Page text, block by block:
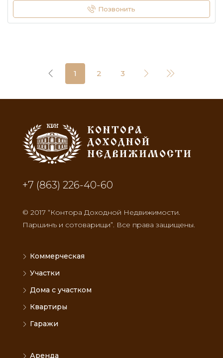
Позвонить
1 2 3
+7 (863) 226-40-60
© 2017 “Контора Доходной Недвижимости.
Паршинъ и сотоварищи”. Все права защищены.
Коммерческая
Участки
Дома с участком
Квартиры
Гаражи
Аренда